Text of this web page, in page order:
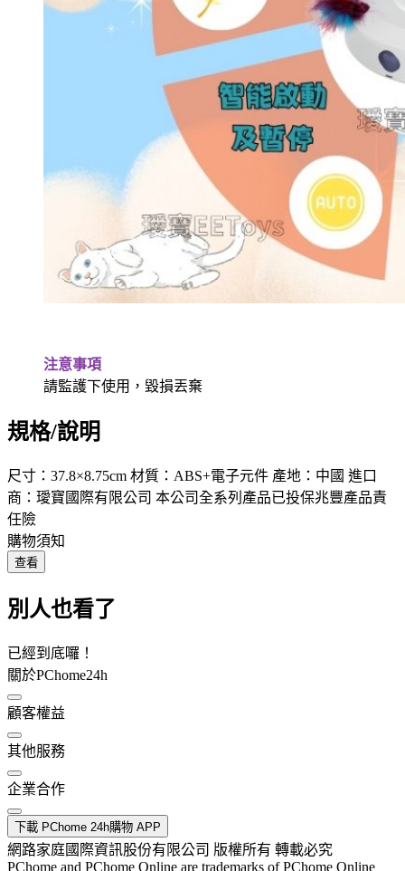
注意事項
請監護下使用，毀損丟棄
規格/說明
尺寸：37.8×8.75cm 材質：ABS+電子元件 產地：中國 進口
商：璦寶國際有限公司 本公司全系列產品已投保兆豐產品責
任險
購物須知
查看
別人也看了
已經到底囉！
關於PChome24h
顧客權益
其他服務
企業合作
下載 PChome 24h購物 APP
網路家庭國際資訊股份有限公司 版權所有 轉載必究
PChome and PChome Online are trademarks of PChome Online